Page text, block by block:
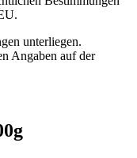
unterliegen.
Angaben auf der